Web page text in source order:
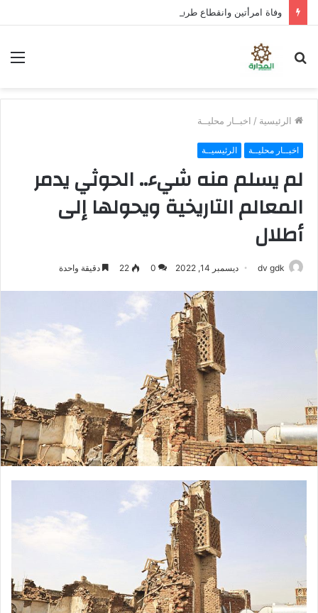
وفاة امرأتين وانقطاع طرق وغرق مركبات إثر سيول تضرب صنعاء
الرئيسية / اخبــار محليــة
اخبــار محليــة الرئيسيــة
لم يسلم منه شيء.. الحوثي يدمر
المعالم التاريخية ويحولها إلى
أطلال
dv gdk ديسمبر 14, 2022 0
22 دقيقة واحدة